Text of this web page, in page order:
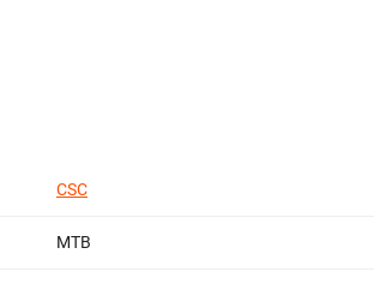
CSC
МТВ